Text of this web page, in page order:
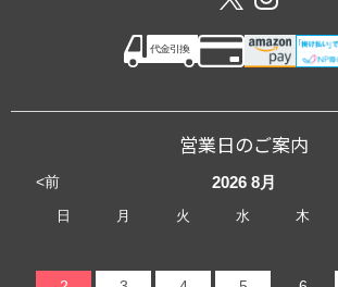
営業日のご案内
<前 2026 8月
日 月 火 水 木